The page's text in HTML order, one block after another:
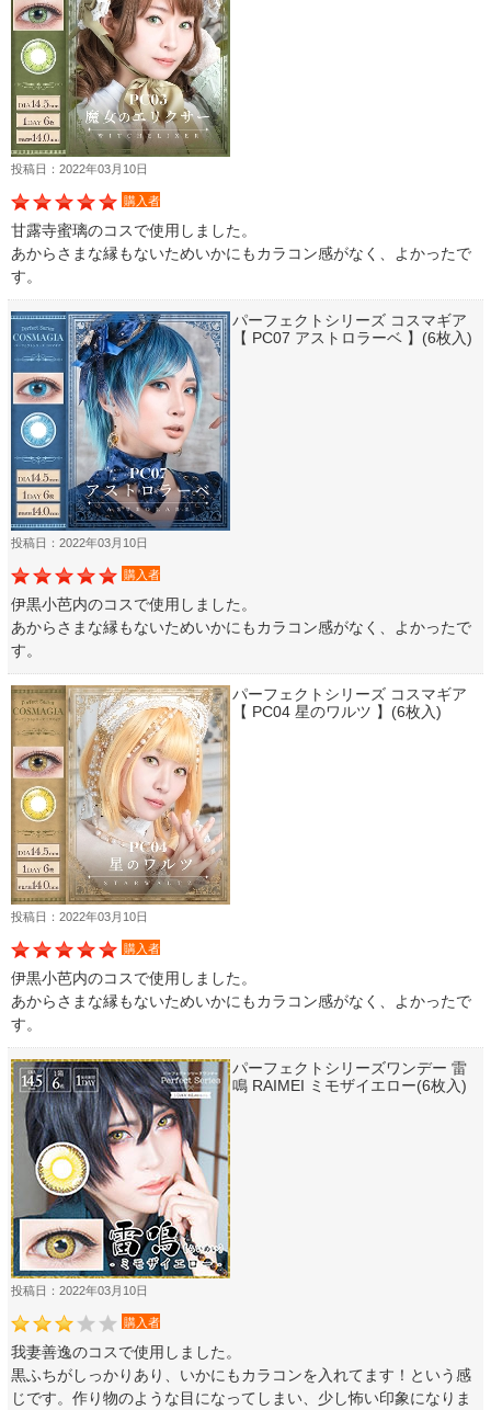
投稿日：2022年03月10日
購入者
甘露寺蜜璃のコスで使用しました。
あからさまな縁もないためいかにもカラコン感がなく、よかったで
す。
パーフェクトシリーズ コスマギア
【 PC07 アストロラーベ 】(6枚入)
投稿日：2022年03月10日
購入者
伊黒小芭内のコスで使用しました。
あからさまな縁もないためいかにもカラコン感がなく、よかったで
す。
パーフェクトシリーズ コスマギア
【 PC04 星のワルツ 】(6枚入)
投稿日：2022年03月10日
購入者
伊黒小芭内のコスで使用しました。
あからさまな縁もないためいかにもカラコン感がなく、よかったで
す。
パーフェクトシリーズワンデー 雷
鳴 RAIMEI ミモザイエロー(6枚入)
投稿日：2022年03月10日
購入者
我妻善逸のコスで使用しました。
黒ふちがしっかりあり、いかにもカラコンを入れてます！という感
じです。作り物のような目になってしまい、少し怖い印象になりま